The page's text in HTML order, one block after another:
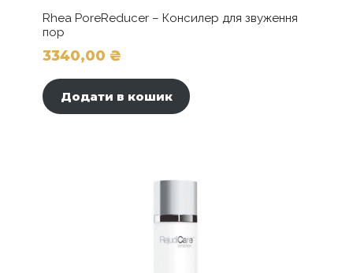
Rhea PoreReducer – Консилер для звуження
пор
3340,00 ₴
Додати в кошик